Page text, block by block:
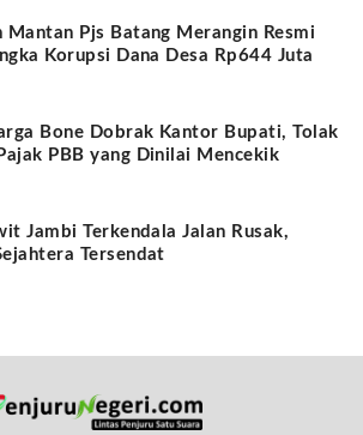
Mantan Pjs Batang Merangin Resmi
Korupsi Dana Desa Rp644 Juta
Bone Dobrak Kantor Bupati, Tolak
PBB yang Dinilai Mencekik
Jambi Terkendala Jalan Rusak,
Tersendat